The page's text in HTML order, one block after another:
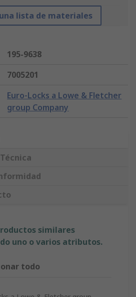
lista de materiales
195-9638
7005201
Euro-Locks a Lowe & Fletcher
group Company
similares
uno o varios atributos.
todo